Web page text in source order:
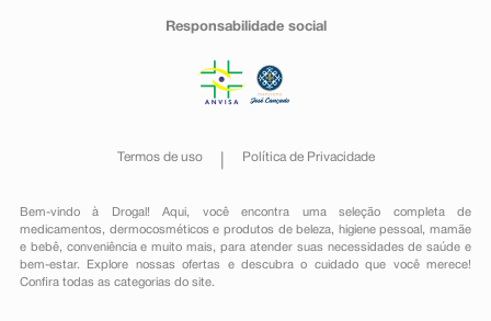
Responsabilidade social
Termos de uso Política de Privacidade
Bem-vindo à Drogal! Aqui, você encontra uma seleção completa de
medicamentos , dermocosméticos e produtos de beleza, higiene pessoal ,mamãe
e bebê, conveniênciae muito mais, para atender suas necessidades de saúde e
bem-estar. Explore nossas ofertas e descubra o cuidado que você merece!
Confira todas as categorias do site.